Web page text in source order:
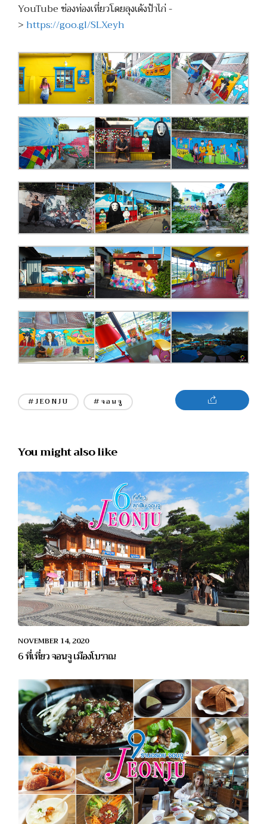
YouTube ช่องท่องเที่ยวโดยลุงเด้งป้าไก่ -
>https://goo.gl/SLXeyh
#JEONJU #จอนจู
You might also like
NOVEMBER 14, 2020
6 ที่เที่ยว จอนจู เมืองโบราณ